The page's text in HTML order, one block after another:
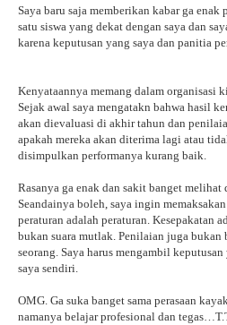
Saya baru saja memberikan kabar ga enak
satu siswa yang dekat dengan saya dan
karena keputusan yang saya dan panitia
Kenyataannya memang dalam organisasi
Sejak awal saya mengatakn bahwa hasil
akan dievaluasi di akhir tahun dan
apakah mereka akan diterima lagi atau
disimpulkan performanya kurang baik.
Rasanya ga enak dan sakit banget melihat
Seandainya boleh, saya ingin
peraturan adalah peraturan. Kesepakatan
bukan suara mutlak. Penilaian juga bukan
seorang. Saya harus mengambil
saya sendiri.
OMG. Ga suka banget sama perasaan
namanya belajar profesional dan